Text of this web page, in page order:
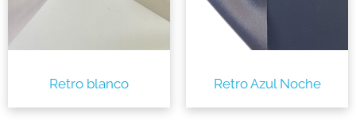
Retro blanco Retro Azul Noche